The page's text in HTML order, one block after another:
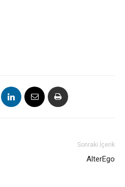
Sonraki İçerik
AlterEgo